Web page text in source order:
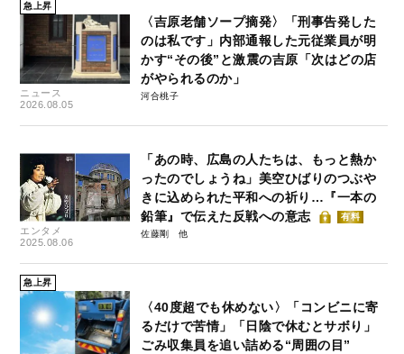
急上昇
ニュース
2026.08.05
〈吉原老舗ソープ摘発〉「刑事告発した
のは私です」内部通報した元従業員が明
かす“その後”と激震の吉原「次はどの店
がやられるのか」
河合桃子
エンタメ
2025.08.06
「あの時、広島の人たちは、もっと熱か
ったのでしょうね」美空ひばりのつぶや
きに込められた平和への祈り…『一本の
鉛筆』で伝えた反戦への意志
有料
佐藤剛
急上昇
〈40度超でも休めない〉「コンビニに寄
るだけで苦情」「日陰で休むとサボり」
ごみ収集員を追い詰める“周囲の目”